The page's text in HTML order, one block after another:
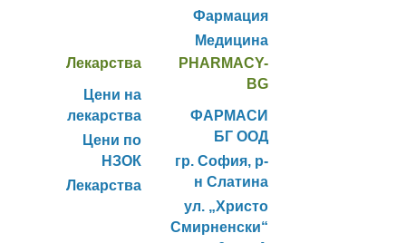
Фармация
Медицина
Лекарства
Цени на
лекарства
Цени по
НЗОК
Лекарства
PHARMACY-
BG
ФАРМАСИ
БГ ООД
гр. София, р-
н Слатина
ул. „Христо
Смирненски“